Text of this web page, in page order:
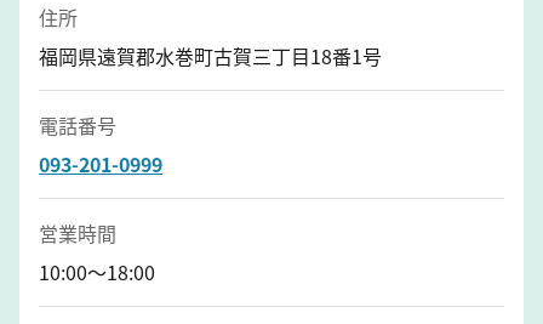
住所
福岡県遠賀郡水巻町古賀三丁目18番1号
電話番号
093-201-0999
営業時間
10:00～18:00